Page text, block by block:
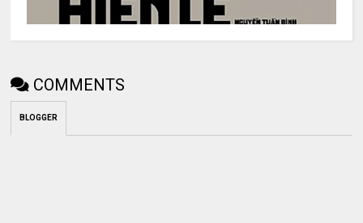
COMMENTS
BLOGGER